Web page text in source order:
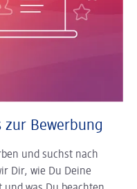
zur Bewerbung
und suchst nach
Dir, wie Du Deine